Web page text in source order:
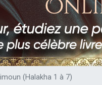
musiques dans Torah-Box
de nous rejoindre sur
de nous rejoindre sur
de nous rejoindre sur
(Halakha 1 à 7)